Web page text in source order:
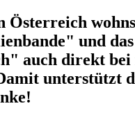
Österreich
und
auch direkt
unterstützt